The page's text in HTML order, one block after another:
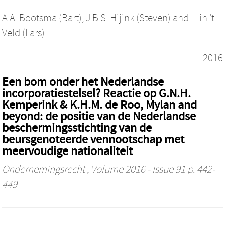
A.A. Bootsma (Bart), J.B.S. Hijink (Steven) and L. in 't
Veld (Lars)
2016
Een bom onder het Nederlandse
incorporatiestelsel? Reactie op G.N.H.
Kemperink & K.H.M. de Roo, Mylan and
beyond: de positie van de Nederlandse
beschermingsstichting van de
beursgenoteerde vennootschap met
meervoudige nationaliteit
Ondernemingsrecht, Volume 2016 - Issue 91 p. 442-
449